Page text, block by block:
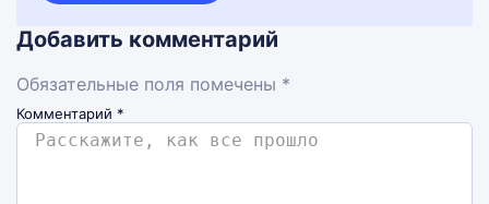
Добавить комментарий
Обязательные поля помечены *
Комментарий *